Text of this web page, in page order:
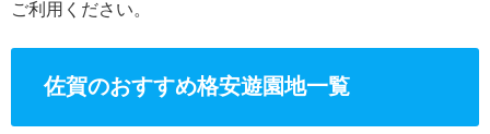
ご利用ください。
佐賀のおすすめ格安遊園地一覧